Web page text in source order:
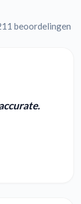
beoordelingen